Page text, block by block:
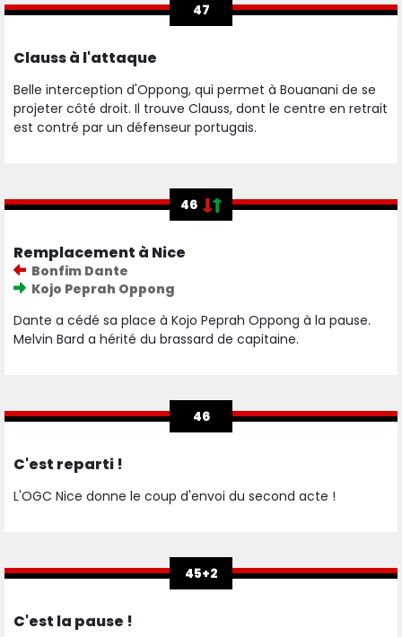
47
Clauss à l'attaque
Belle interception d'Oppong, qui permet à Bouanani de se
projeter côté droit. Il trouve Clauss, dont le centre en retrait
est contré par un défenseur portugais.
46
Remplacement à Nice
Bonfim Dante
Kojo Peprah Oppong
Dante a cédé sa place à Kojo Peprah Oppong à la pause.
Melvin Bard a hérité du brassard de capitaine.
46
C'est reparti !
L'OGC Nice donne le coup d'envoi du second acte !
45+2
C'est la pause !